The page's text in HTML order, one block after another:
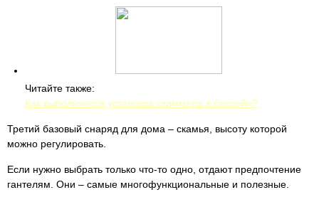
Читайте также:
Как выполняется установка скиммера в бассейн?
Третий базовый снаряд для дома – скамья, высоту которой
можно регулировать.
Если нужно выбрать только что-то одно, отдают предпочтение
гантелям. Они – самые многофункциональные и полезные.